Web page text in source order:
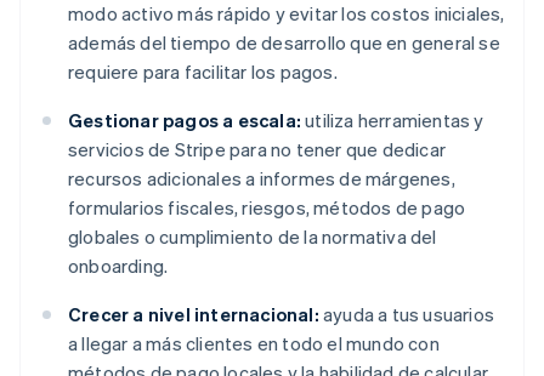
modo activo más rápido y evitar los costos iniciales,
además del tiempo de desarrollo que en general se
requiere para facilitar los pagos.
Gestionar pagos a escala: utiliza herramientas y
servicios de Stripe para no tener que dedicar
recursos adicionales a informes de márgenes,
formularios fiscales, riesgos, métodos de pago
globales o cumplimiento de la normativa del
onboarding.
Crecer a nivel internacional: ayuda a tus usuarios
a llegar a más clientes en todo el mundo con